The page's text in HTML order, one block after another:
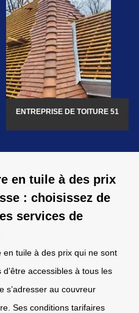
ENTREPRISE DE TOITURE 51
en tuile à des prix
: choisissez de
services de
tuile à des prix qui ne sont
accessibles à tous les
s’adresser au couvreur
Ses conditions tarifaires